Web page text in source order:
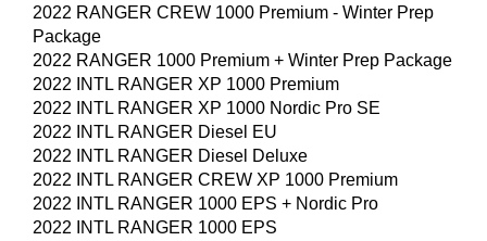
2022 RANGER CREW 1000 Premium - Winter Prep
Package
2022 RANGER 1000 Premium + Winter Prep Package
2022 INTL RANGER XP 1000 Premium
2022 INTL RANGER XP 1000 Nordic Pro SE
2022 INTL RANGER Diesel EU
2022 INTL RANGER Diesel Deluxe
2022 INTL RANGER CREW XP 1000 Premium
2022 INTL RANGER 1000 EPS + Nordic Pro
2022 INTL RANGER 1000 EPS